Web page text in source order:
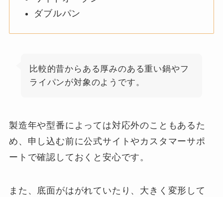
ダブルパン
比較的昔からある厚みのある重い鍋やフ
ライパンが対象のようです。
製造年や型番によっては対応外のこともあるた
め、申し込む前に公式サイトやカスタマーサポ
ートで確認しておくと安心です。
また、底面がはがれていたり、大きく変形して